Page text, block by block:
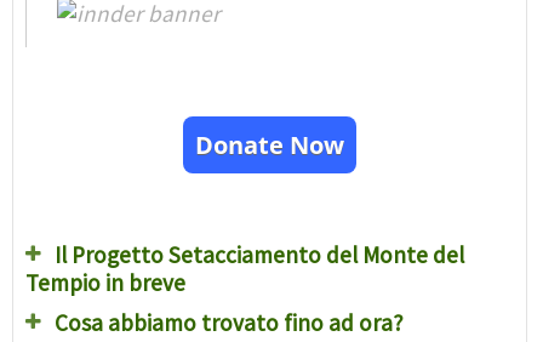
Donate Now
Il Progetto Setacciamento del Monte del
Tempio in breve
Cosa abbiamo trovato fino ad ora?